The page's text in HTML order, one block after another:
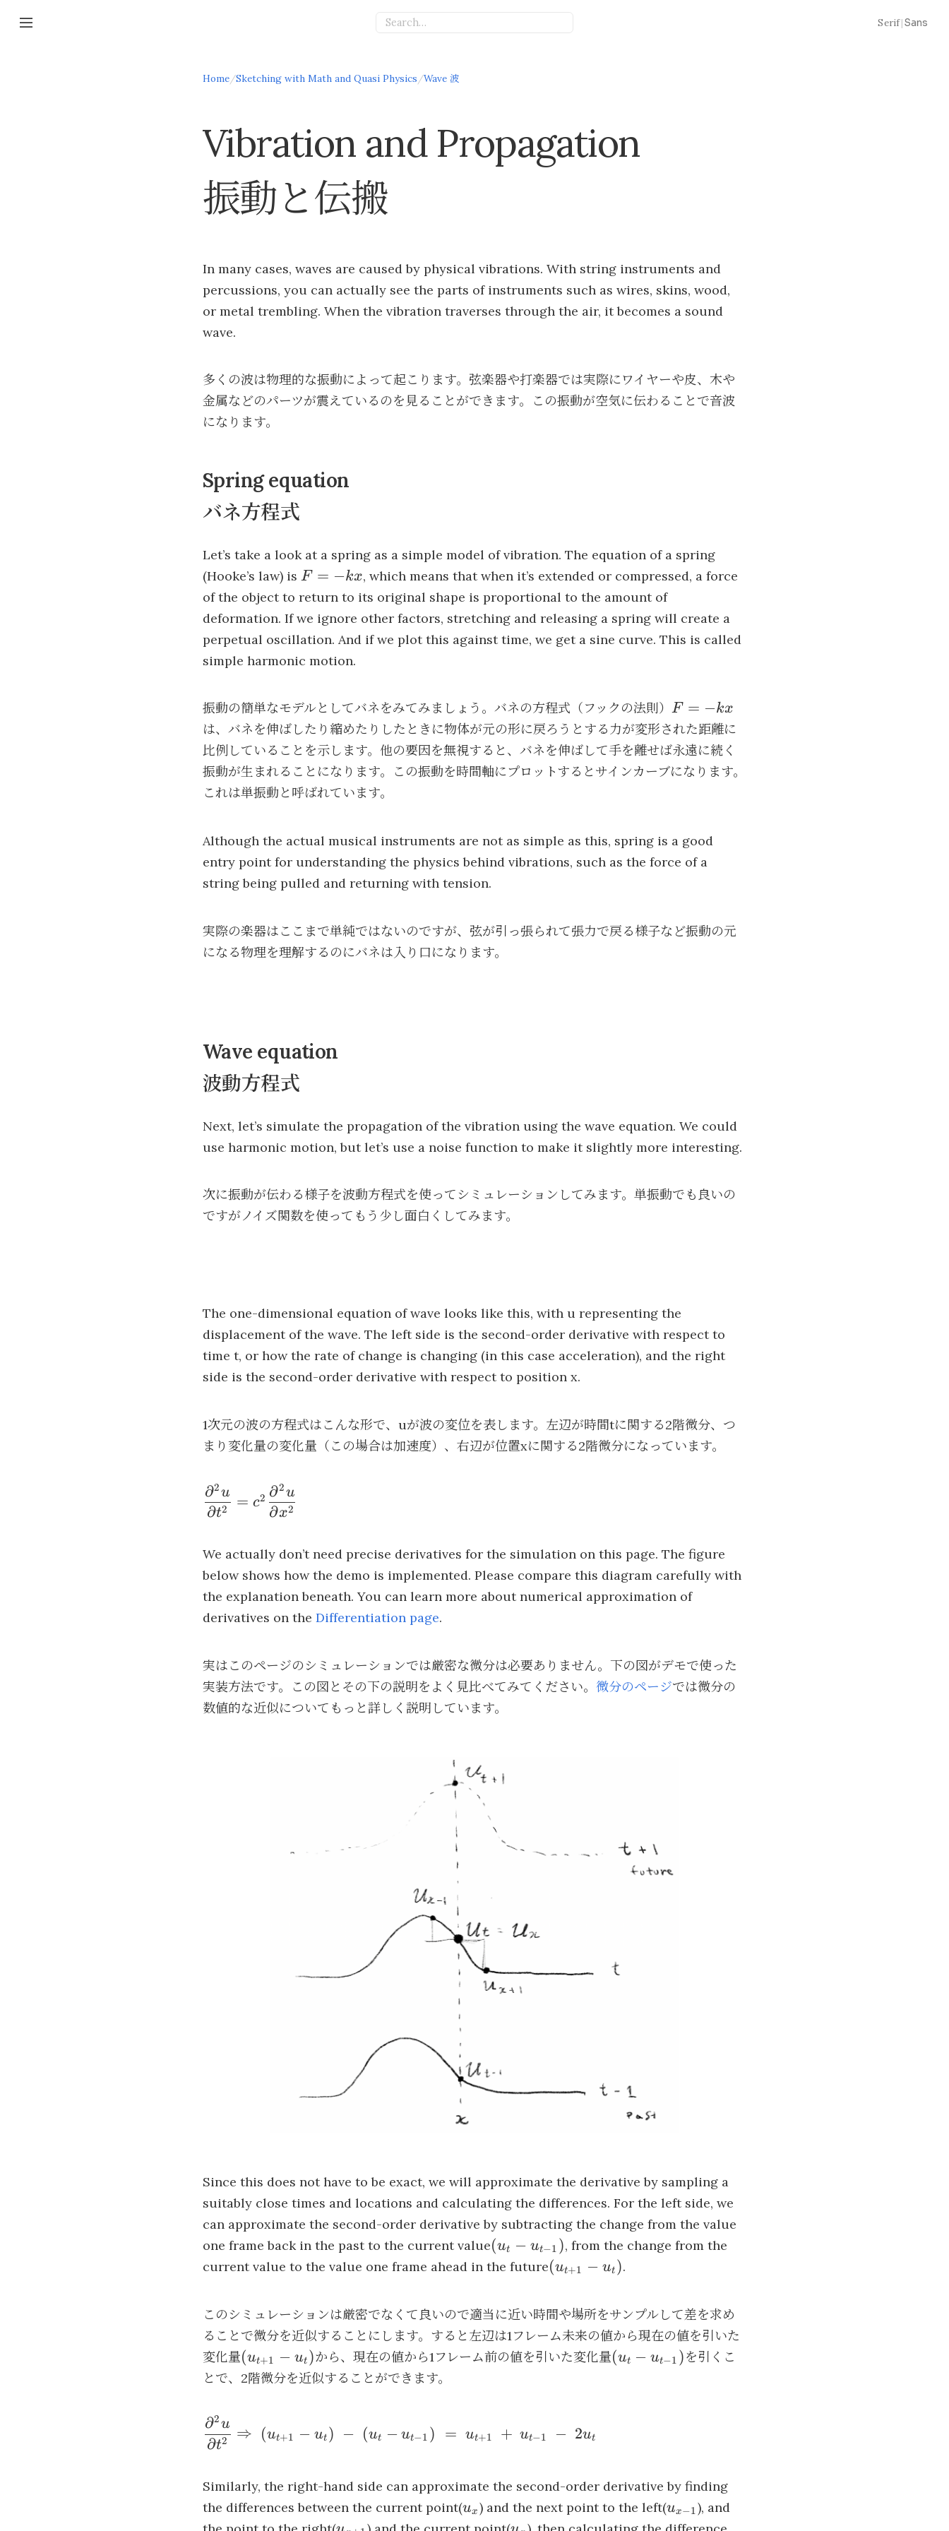
Serif|Sans
Home/Sketching with Math and Quasi Physics/Wave 波
Vibration and Propagation
振動と伝搬
In many cases, waves are caused by physical vibrations. With string instruments and
percussions, you can actually see the parts of instruments such as wires, skins, wood,
or metal trembling. When the vibration traverses through the air, it becomes a sound
wave.
多くの波は物理的な振動によって起こります。弦楽器や打楽器では実際にワイヤーや皮、木や
金属などのパーツが震えているのを見ることができます。この振動が空気に伝わることで音波
になります。
Spring equation
バネ方程式
Let’s take a look at a spring as a simple model of vibration. The equation of a spring
(Hooke’s law) is F=-
kx
F = −kx, which means that when it’s extended or compressed, a force
of the object to return to its original shape is proportional to the amount of
deformation. If we ignore other factors, stretching and releasing a spring will create a
perpetual oscillation. And if we plot this against time, we get a sine curve. This is called
simple harmonic motion.
振動の簡単なモデルとしてバネをみてみましょう。バネの方程式（フックの法則） F=-
kx
F = −kx
は、バネを伸ばしたり縮めたりしたときに物体が元の形に戻ろうとする力が変形された距離に
比例していることを示します。他の要因を無視すると、バネを伸ばして手を離せば永遠に続く
振動が生まれることになります。この振動を時間軸にプロットするとサインカーブになります。
これは単振動と呼ばれています。
Although the actual musical instruments are not as simple as this, spring is a good
entry point for understanding the physics behind vibrations, such as the force of a
string being pulled and returning with tension.
実際の楽器はここまで単純ではないのですが、弦が引っ張られて張力で戻る様子など振動の元
になる物理を理解するのにバネは入り口になります。
Wave equation
波動方程式
Next, let’s simulate the propagation of the vibration using the wave equation. We could
use harmonic motion, but let’s use a noise function to make it slightly more interesting.
次に振動が伝わる様子を波動方程式を使ってシミュレーションしてみます。単振動でも良いの
ですがノイズ関数を使ってもう少し面白くしてみます。
The one-dimensional equation of wave looks like this, with u representing the
displacement of the wave. The left side is the second-order derivative with respect to
time t, or how the rate of change is changing (in this case acceleration), and the right
side is the second-order derivative with respect to position x.
1次元の波の方程式はこんな形で、uが波の変位を表します。左辺が時間tに関する2階微分、つ
まり変化量の変化量（この場合は加速度）、右辺が位置xに関する2階微分になっています。
\dfrac{\partial^2
u}{\partial t^2}
\dfrac{\partial^2
u}{\partial x^2}
∂t2
∂2u
= c2
∂x2
∂2u
We actually don’t need precise derivatives for the simulation on this page. The figure
below shows how the demo is implemented. Please compare this diagram carefully with
the explanation beneath. You can learn more about numerical approximation of
derivatives on the Differentiation page.
実はこのページのシミュレーションでは厳密な微分は必要ありません。下の図がデモで使った
実装方法です。この図とその下の説明をよく見比べてみてください。 微分のページでは微分の
数値的な近似についてもっと詳しく説明しています。
Since this does not have to be exact, we will approximate the derivative by sampling a
suitably close times and locations and calculating the differences. For the left side, we
can approximate the second-order derivative by subtracting the change from the value
one frame back in the past to the current value(u_t
-
(ut − ut−1 ), from the change from the
current value to the value one frame ahead in the future(u_{t+1}
(ut+1 − ut ).
このシミュレーションは厳密でなくて良いので適当に近い時間や場所をサンプルして差を求め
ることで微分を近似することにします。すると左辺は1フレーム未来の値から現在の値を引いた
変化量(u_{t+1}-
u_t)
(ut+1 − ut )から、現在の値から1フレーム前の値を引いた変化量(u_t
(ut − ut−1 )を引くこ
とで、2階微分を近似することができます。
\dfrac{\partial^2u}
{\partial
(u_{t+1}-u_t)\;-\;(u_t -
u_{t-
1})\;=\;u_{t+1}\;+\:u_{t-
∂t2
∂2u
⇒ (ut+1 − ut ) − (ut − ut−1 ) = ut+1 + ut−1 − 2ut
Similarly, the right-hand side can approximate the second-order derivative by finding
the differences between the current point(u_{x}
ux ) and the next point to the left(u_{x-
1}
ux−1), and
u_{x+1} u_{x}